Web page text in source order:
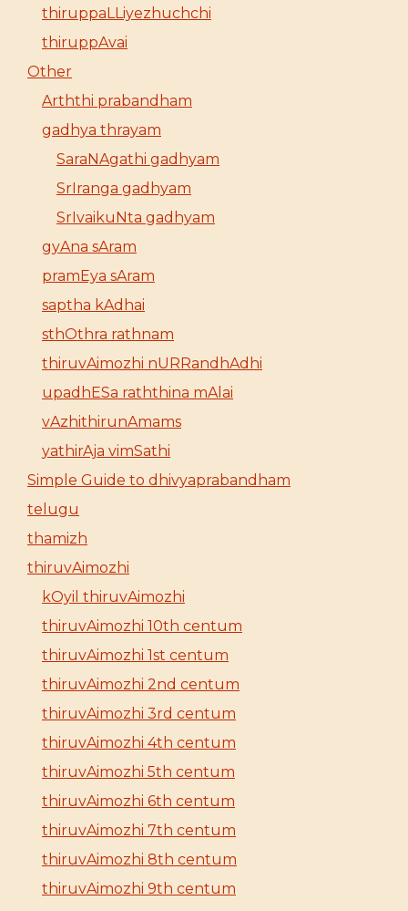
thiruppaLLiyezhuchchi
thiruppAvai
Other
Arththi prabandham
gadhya thrayam
SaraNAgathi gadhyam
SrIranga gadhyam
SrIvaikuNta gadhyam
gyAna sAram
pramEya sAram
saptha kAdhai
sthOthra rathnam
thiruvAimozhi nURRandhAdhi
upadhESa raththina mAlai
vAzhithirunAmams
yathirAja vimSathi
Simple Guide to dhivyaprabandham
telugu
thamizh
thiruvAimozhi
kOyil thiruvAimozhi
thiruvAimozhi 10th centum
thiruvAimozhi 1st centum
thiruvAimozhi 2nd centum
thiruvAimozhi 3rd centum
thiruvAimozhi 4th centum
thiruvAimozhi 5th centum
thiruvAimozhi 6th centum
thiruvAimozhi 7th centum
thiruvAimozhi 8th centum
thiruvAimozhi 9th centum